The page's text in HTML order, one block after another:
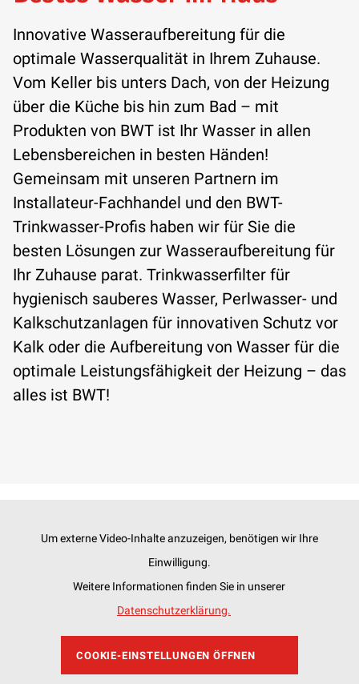
Deutschland variiert je nach Region,
und abhängig von der lokalen
Wasserhärte bieten sich für alle
Härtebereiche verschiedene Lösungen
an. Deshalb gilt es, im ersten Schritt
herauszufinden, wie weich oder hart Ihr
Wasser tatsächlich ist.
ERFAHREN SIE MEHR
Heizungswassers pro Jahr wird hierbei
als normal angesehen. Mit der AQA
therm HWG befinden sich
Heizungsbauer und Kunden auf der
sicheren Seite.
ERFAHREN SIE MEHR
Innovative Wasseraufbereitung für die
optimale Wasserqualität in Ihrem Zuhause.
Vom Keller bis unters Dach, von der Heizung
über die Küche bis hin zum Bad – mit
Produkten von BWT ist Ihr Wasser in allen
Lebensbereichen in besten Händen!
Gemeinsam mit unseren Partnern im
Installateur-Fachhandel und den BWT-
Trinkwasser-Profis haben wir für Sie die
besten Lösungen zur Wasseraufbereitung für
Ihr Zuhause parat. Trinkwasserfilter für
hygienisch sauberes Wasser, Perlwasser- und
Kalkschutzanlagen für innovativen Schutz vor
Kalk oder die Aufbereitung von Wasser für die
optimale Leistungsfähigkeit der Heizung – das
alles ist BWT!
Um externe Video-Inhalte anzuzeigen, benötigen wir Ihre
Einwilligung.
Weitere Informationen finden Sie in unserer
Datenschutzerklärung.
COOKIE-EINSTELLUNGEN ÖFFNEN